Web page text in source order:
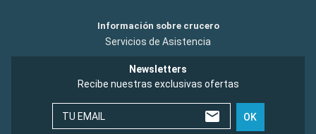
Información sobre crucero
Servicios de Asistencia
Newsletters
Recibe nuestras exclusivas ofertas
TU EMAIL OK